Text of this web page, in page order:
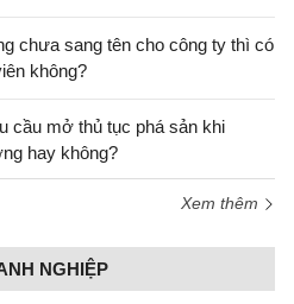
chưa sang tên cho công ty thì có
không?
cầu mở thủ tục phá sản khi
hay không?
Xem thêm
NGHIỆP